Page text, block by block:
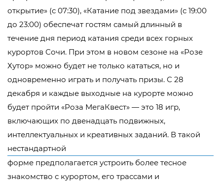
открытие» (с 07:30), «Катание под звездами» (с 19:00
до 23:00) обеспечат гостям самый длинный в
течение дня период катания среди всех горных
курортов Сочи. При этом в новом сезоне на «Розе
Хутор» можно будет не только кататься, но и
одновременно играть и получать призы. С 28
декабря и каждые выходные на курорте можно
будет пройти «Роза МегаКвест» — это 18 игр,
включающих по двенадцать подвижных,
интеллектуальных и креативных заданий. В такой
нестандартной
форме предполагается устроить более тесное
знакомство с курортом, его трассами и